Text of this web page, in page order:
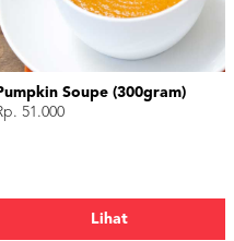
Soupe (300gram)
51.000
Lihat